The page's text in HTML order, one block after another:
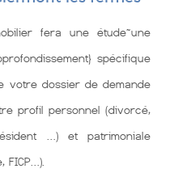
fera une étude~une
spécifique
votre dossier de demande
profil personnel (divorcé,
…) et patrimoniale
FICP…).